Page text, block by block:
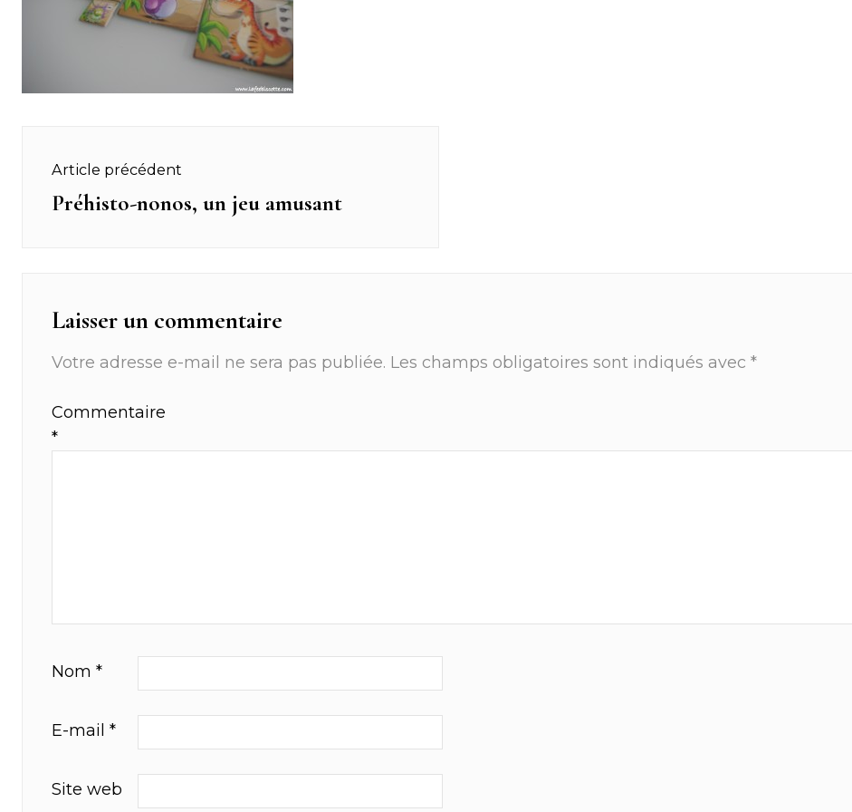
de
Article précédent
Previous
Préhisto-nonos, un jeu amusant
Laisser un commentaire
Votre adresse e-mail ne sera pas publiée. Les champs obligatoires sont indiqués avec*
Commentaire
*
Nom*
E-mail*
Site web